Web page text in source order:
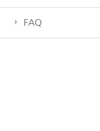
FAQ